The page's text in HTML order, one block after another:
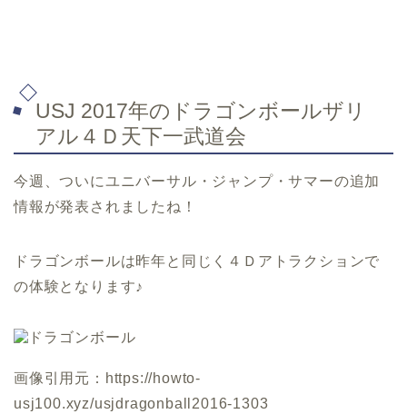
USJ 2017年のドラゴンボールザリ
アル４Ｄ天下一武道会
今週、ついにユニバーサル・ジャンプ・サマーの追加
情報が発表されましたね！
ドラゴンボールは昨年と同じく４Ｄアトラクションで
の体験となります♪
画像引用元：https://howto-
usj100.xyz/usjdragonball2016-1303